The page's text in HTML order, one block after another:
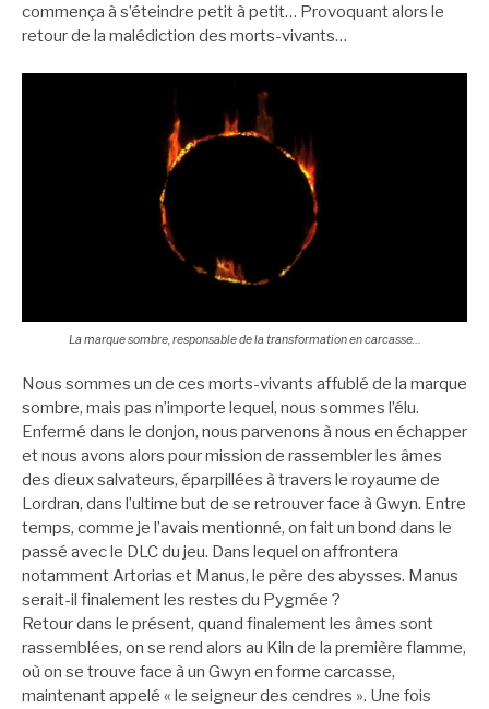
commença à s’éteindre petit à petit… Provoquant alors le
retour de la malédiction des morts-vivants…
La marque sombre, responsable de la transformation en carcasse…
Nous sommes un de ces morts-vivants affublé de la marque
sombre, mais pas n’importe lequel, nous sommes l’élu.
Enfermé dans le donjon, nous parvenons à nous en échapper
et nous avons alors pour mission de rassembler les âmes
des dieux salvateurs, éparpillées à travers le royaume de
Lordran, dans l’ultime but de se retrouver face à Gwyn. Entre
temps, comme je l’avais mentionné, on fait un bond dans le
passé avec le DLC du jeu. Dans lequel on affrontera
notamment Artorias et Manus, le père des abysses. Manus
serait-il finalement les restes du Pygmée ?
Retour dans le présent, quand finalement les âmes sont
rassemblées, on se rend alors au Kiln de la première flamme,
où on se trouve face à un Gwyn en forme carcasse,
maintenant appelé « le seigneur des cendres ». Une fois